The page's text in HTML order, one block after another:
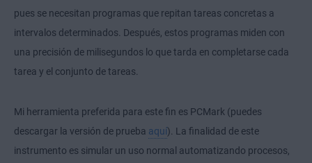
pues se necesitan programas que repitan tareas concretas a
intervalos determinados. Después, estos programas miden con
una precisión de milisegundos lo que tarda en completarse cada
tarea y el conjunto de tareas.
Mi herramienta preferida para este fin es PCMark (puedes
descargar la versión de prueba aquí). La finalidad de este
instrumento es simular un uso normal automatizando procesos,